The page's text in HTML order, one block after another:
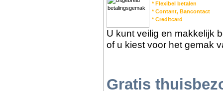
* Flexibel betalen
* Contant, Bancontact
* Creditcard
U kunt veilig en makkelijk
of u kiest voor het gemak
Gratis